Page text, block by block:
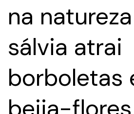
na
sálvia atrai
borboletas